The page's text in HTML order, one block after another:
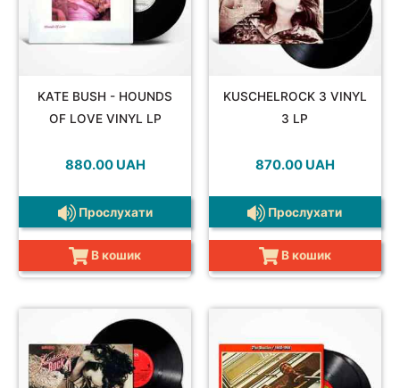
KATE BUSH - HOUNDS
OF LOVE VINYL LP
880.00 UAH
Прослухати
В кошик
KUSCHELROCK 3 VINYL
3 LP
870.00 UAH
Прослухати
В кошик